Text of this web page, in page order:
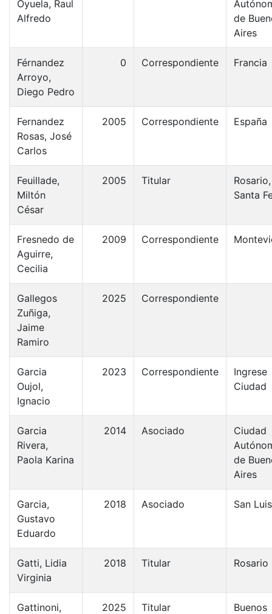
Oyuela, Raul
Alfredo
de
Aires
Férnandez
Arroyo,
Diego Pedro
0 Correspondiente Francia
Fernandez
Rosas, José
Carlos
2005 Correspondiente España
Feuillade,
Miltón
César
2005 Titular
Rosario,
Santa
Fresnedo de
Aguirre,
Cecilia
2009 Correspondiente
Gallegos
Zuñiga,
Jaime
Ramiro
2025 Correspondiente
Garcia
Oujol,
Ignacio
2023 Correspondiente
Ingrese
Ciudad
Garcia
Rivera,
Paola Karina
2014 Asociado
Ciudad
de
Aires
Garcia,
Gustavo
Eduardo
2018 Asociado San Luis
Gatti, Lidia
Virginia
2018 Titular Rosario
Gattinoni,
2025 Titular
Buenos